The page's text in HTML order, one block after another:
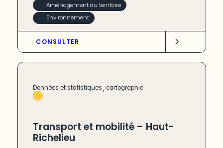
Aménagement du territoire
Environnement
CONSULTER
Données et statistiques, cartographie
Transport et mobilité – Haut-
Richelieu